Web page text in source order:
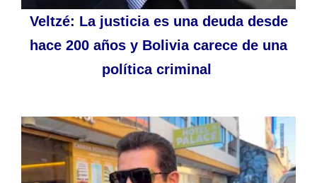
Veltzé: La justicia es una deuda desde
hace 200 años y Bolivia carece de una
política criminal